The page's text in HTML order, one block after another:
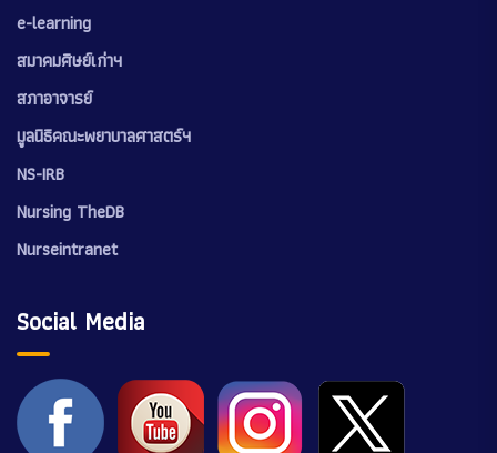
e-learning
สมาคมศิษย์เก่าฯ
สภาอาจารย์
มูลนิธิคณะพยาบาลศาสตร์ฯ
NS-IRB
Nursing TheDB
Nurseintranet
Social Media